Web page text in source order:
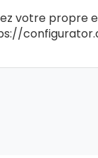
votre propre